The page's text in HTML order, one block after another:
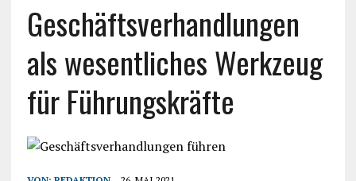
Geschäftsverhandlungen
als wesentliches Werkzeug
für Führungskräfte